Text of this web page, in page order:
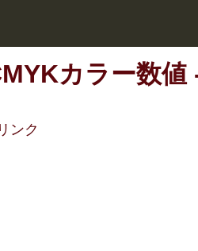
カラー数値
ンク